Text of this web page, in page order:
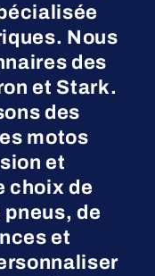
Nous
des
et Stark.
des
motos
et
choix de
de
et